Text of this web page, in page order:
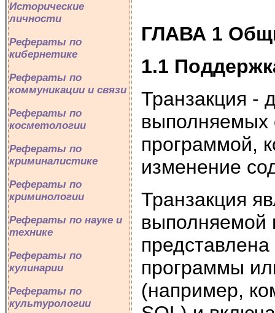
Исторические
личности
Рефераты по
кибернетике
Рефераты по
коммуникации и связи
Рефераты по
косметологии
Рефераты по
криминалистике
Рефераты по
криминологии
Рефераты по науке и
технике
Рефераты по
кулинарии
Рефераты по
культурологии
ГЛАВА 1
1.1
Транзакция -
выполняемых
программой,
изменение
Транзакция
выполняемой
программы
(например,